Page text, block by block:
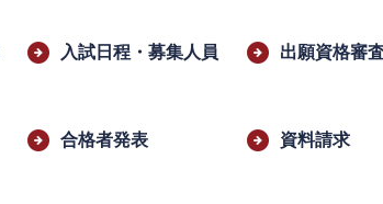
入試日程・募集人員 出願資格審
合格者発表 資料請求